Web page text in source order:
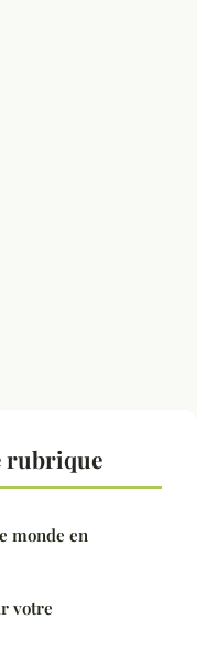
rubrique
monde en
votre